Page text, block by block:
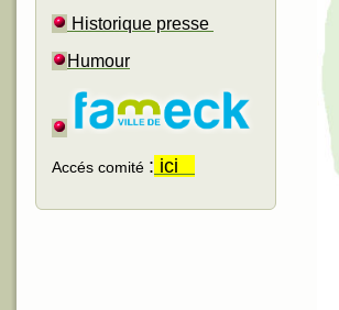
Historique presse
Humour
Accés comité : ici